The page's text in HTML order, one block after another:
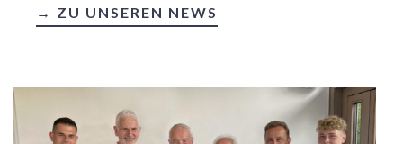
→ ZU UNSEREN NEWS